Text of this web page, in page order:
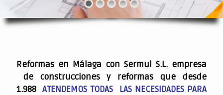
Reformas en Málaga con Sermul S.L. empresa
de construcciones y reformas que desde
1.988ATENDEMOS TODAS LAS NECESIDADES PARA